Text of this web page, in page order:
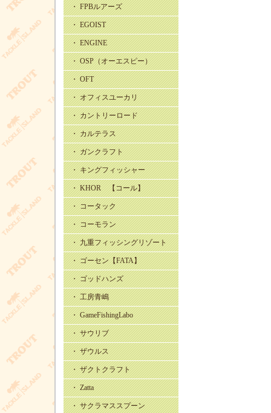
・ FPBルアーズ
・ EGOIST
・ ENGINE
・ OSP（オーエスピー）
・ OFT
・ オフィスユーカリ
・ カントリーロード
・ カルテラス
・ ガンクラフト
・ キングフィッシャー
・ KHOR 【コール】
・ コータック
・ コーモラン
・ 九重フィッシングリゾート
・ ゴーセン【FATA】
・ ゴッドハンズ
・ 工房青嶋
・ GameFishingLabo
・ サウリブ
・ ザウルス
・ ザクトクラフト
・ Zatta
・ サクラマススプーン